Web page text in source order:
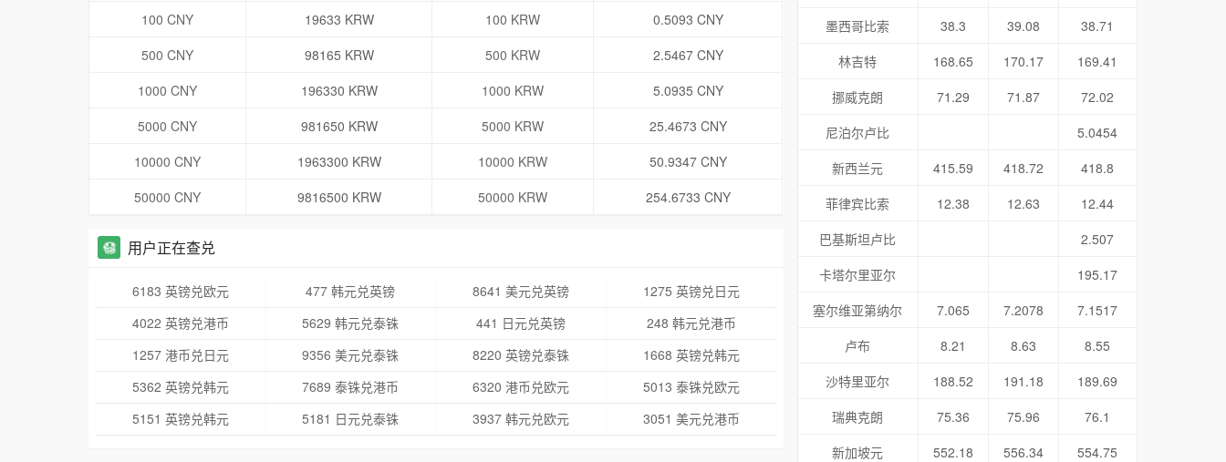
100 CNY
19633 KRW 100 KRW
0.5093 CNY
500 CNY
98165 KRW 500 KRW
2.5467 CNY
1000 CNY
196330 KRW 1000 KRW
5.0935 CNY
5000 CNY
981650 KRW 5000 KRW
25.4673 CNY
10000 CNY
1963300 KRW 10000 KRW
50.9347 CNY
50000 CNY
9816500 KRW 50000 KRW 254.6733 CNY
用户正在查兑
6183 英镑兑欧元 477 韩元兑英镑 8641 美元兑英镑
1275 英镑兑日元
4022 英镑兑港币
5629 韩元兑泰铢 441 日元兑英镑
248 韩元兑港币
1257 港币兑日元
9356 美元兑泰铢 8220 英镑兑泰铢
1668 英镑兑韩元
5362 英镑兑韩元
7689 泰铢兑港币 6320 港币兑欧元
5013 泰铢兑欧元
5151 英镑兑韩元
5181 日元兑泰铢 3937 韩元兑欧元 3051 美元兑港币
墨西哥比索
38.3 39.08
38.71
林吉特
168.65 170.17
169.41
挪威克朗
71.29 71.87
72.02
尼泊尔卢比
5.0454
新西兰元
415.59 418.72
418.8
菲律宾比索
12.38 12.63
12.44
巴基斯坦卢比
2.507
卡塔尔里亚尔
195.17
塞尔维亚第纳尔
7.065 7.2078
7.1517
卢布
8.21 8.63
8.55
沙特里亚尔
188.52 191.18
189.69
瑞典克朗
75.36 75.96
76.1
新加坡元
552.18 556.34
554.75